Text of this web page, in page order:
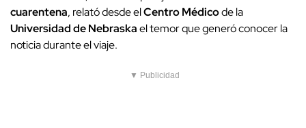
cuarentena, relató desde elCentro Médicode la
Universidad de Nebraskael temor que generó conocer la
noticia durante el viaje.
▼ Publicidad